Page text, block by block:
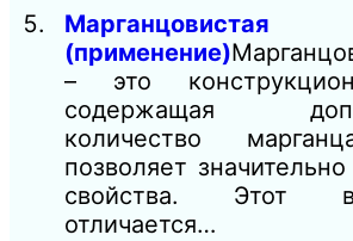
(применение)
– это
содержащая
количество
позволяет
свойства. Этот
отличается…